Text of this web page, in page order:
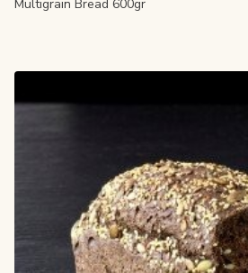
Multigrain Bread 600gr